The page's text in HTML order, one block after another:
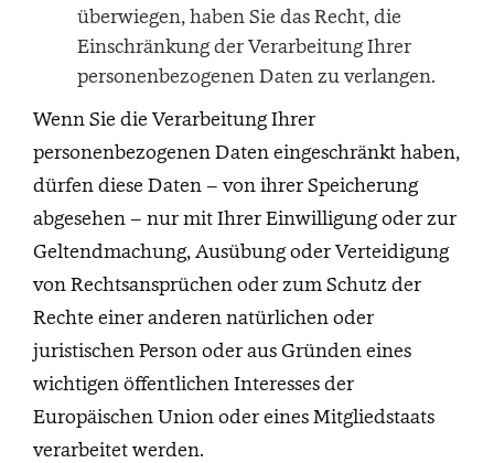
überwiegen, haben Sie das Recht, die
Einschränkung der Verarbeitung Ihrer
personenbezogenen Daten zu verlangen.
Wenn Sie die Verarbeitung Ihrer
personenbezogenen Daten eingeschränkt haben,
dürfen diese Daten – von ihrer Speicherung
abgesehen – nur mit Ihrer Einwilligung oder zur
Geltendmachung, Ausübung oder Verteidigung
von Rechtsansprüchen oder zum Schutz der
Rechte einer anderen natürlichen oder
juristischen Person oder aus Gründen eines
wichtigen öffentlichen Interesses der
Europäischen Union oder eines Mitgliedstaats
verarbeitet werden.